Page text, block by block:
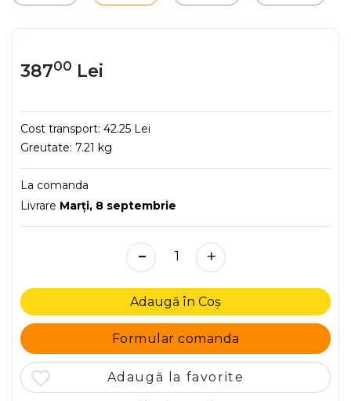
38700 Lei
Cost transport: 42.25 Lei
Greutate: 7.21 kg
La comanda
Livrare Marţi, 8 septembrie
- +
Adaugă în Coș
Formular comanda
Adaugă la favorite